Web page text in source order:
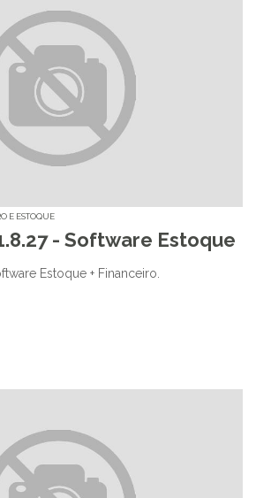
E ESTOQUE
- Software Estoque
Estoque + Financeiro.